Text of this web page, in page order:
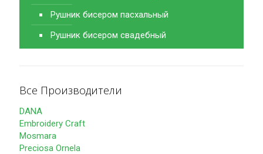
Рушник бисером пасхальный
Рушник бисером свадебный
Все Производители
DANA
Embroidery Craft
Mosmara
Preciosa Ornela